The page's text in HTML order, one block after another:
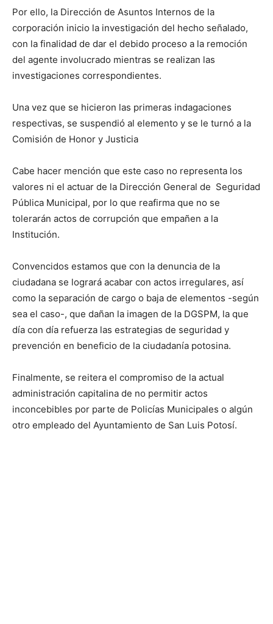
Por ello, la Dirección de Asuntos Internos de la
corporación inicio la investigación del hecho señalado,
con la finalidad de dar el debido proceso a la remoción
del agente involucrado mientras se realizan las
investigaciones correspondientes.
Una vez que se hicieron las primeras indagaciones
respectivas, se suspendió al elemento y se le turnó a la
Comisión de Honor y Justicia
Cabe hacer mención que este caso no representa los
valores ni el actuar de la Dirección General de Seguridad
Pública Municipal, por lo que reafirma que no se
tolerarán actos de corrupción que empañen a la
Institución.
Convencidos estamos que con la denuncia de la
ciudadana se logrará acabar con actos irregulares, así
como la separación de cargo o baja de elementos -según
sea el caso-, que dañan la imagen de la DGSPM, la que
día con día refuerza las estrategias de seguridad y
prevención en beneficio de la ciudadanía potosina.
Finalmente, se reitera el compromiso de la actual
administración capitalina de no permitir actos
inconcebibles por parte de Policías Municipales o algún
otro empleado del Ayuntamiento de San Luis Potosí.